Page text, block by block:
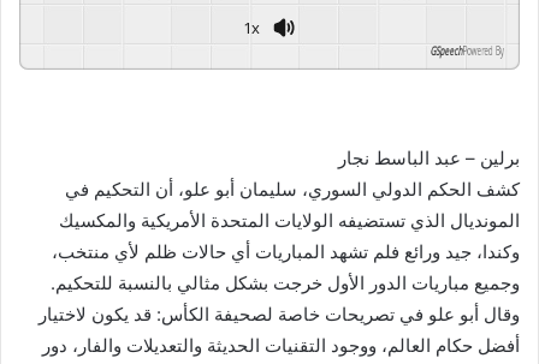
1x
Powered By
GSpeech
برلين – عبد الباسط نجار
كشف الحكم الدولي السوري، سليمان أبو علو، أن التحكيم في
المونديال الذي تستضيفه الولايات المتحدة الأمريكية والمكسيك
وكندا، جيد ورائع فلم تشهد المباريات أي حالات ظلم لأي منتخب،
وجميع مباريات الدور الأول خرجت بشكل مثالي بالنسبة للتحكيم.
وقال أبو علو في تصريحات خاصة لصحيفة الكأس: قد يكون لاختيار
أفضل حكام العالم، ووجود التقنيات الحديثة والتعديلات والفار، دور